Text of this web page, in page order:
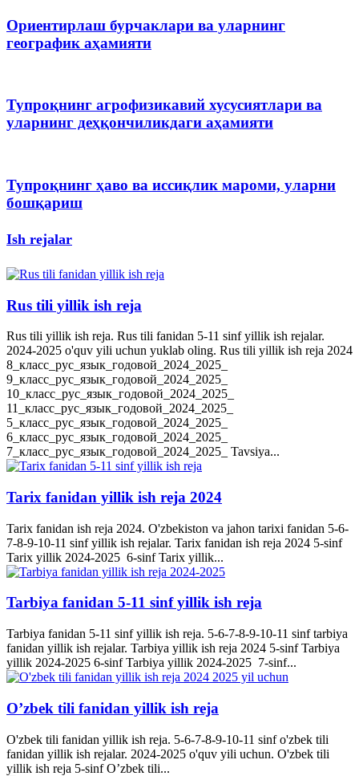
Ориентирлаш бурчаклари ва уларнинг
географик аҳамияти
Тупроқнинг агрофизикавий хусусиятлари ва
уларнинг деҳқончиликдаги аҳамияти
Тупроқнинг ҳаво ва иссиқлик мароми, уларни
бошқариш
Ish rejalar
Rus tili yillik ish reja
Rus tili yillik ish reja. Rus tili fanidan 5-11 sinf yillik ish rejalar.
2024-2025 o'quv yili uchun yuklab oling. Rus tili yillik ish reja 2024
8_класс_рус_язык_годовой_2024_2025_
9_класс_рус_язык_годовой_2024_2025_
10_класс_рус_язык_годовой_2024_2025_
11_класс_рус_язык_годовой_2024_2025_
5_класс_рус_язык_годовой_2024_2025_
6_класс_рус_язык_годовой_2024_2025_
7_класс_рус_язык_годовой_2024_2025_ Tavsiya...
Tarix fanidan yillik ish reja 2024
Tarix fanidan ish reja 2024. O'zbekiston va jahon tarixi fanidan 5-6-
7-8-9-10-11 sinf yillik ish rejalar. Tarix fanidan ish reja 2024 5-sinf
Tarix yillik 2024-2025 6-sinf Tarix yillik...
Tarbiya fanidan 5-11 sinf yillik ish reja
Tarbiya fanidan 5-11 sinf yillik ish reja. 5-6-7-8-9-10-11 sinf tarbiya
fanidan yillik ish rejalar. Tarbiya yillik ish reja 2024 5-sinf Tarbiya
yillik 2024-2025 6-sinf Tarbiya yillik 2024-2025 7-sinf...
O’zbek tili fanidan yillik ish reja
O'zbek tili fanidan yillik ish reja. 5-6-7-8-9-10-11 sinf o'zbek tili
fanidan yillik ish rejalar. 2024-2025 o'quv yili uchun. O'zbek tili
yillik ish reja 5-sinf O’zbek tili...